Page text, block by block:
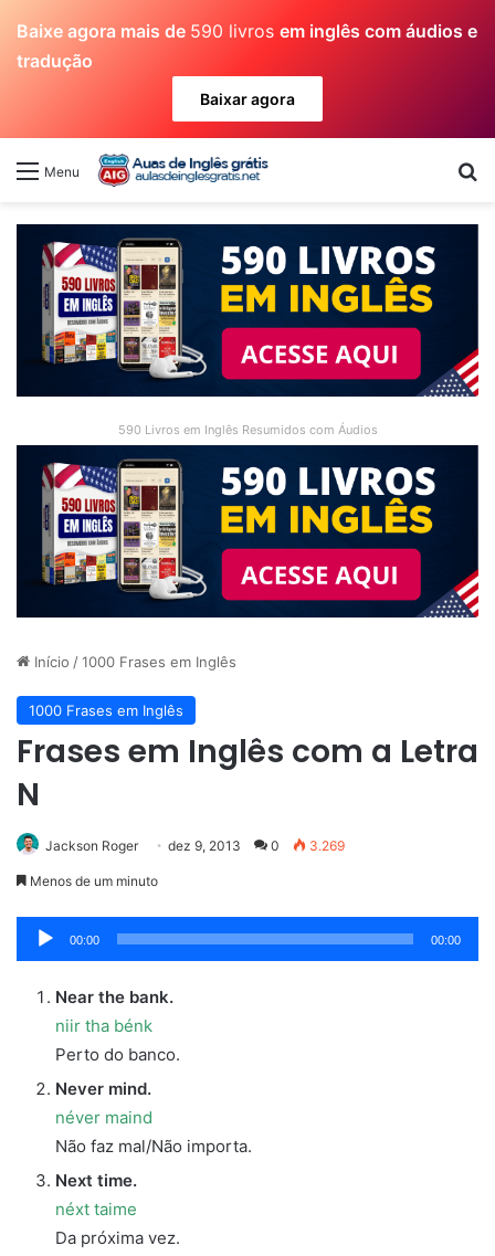
Baixe agora mais de 590 livros em inglês com áudios e
tradução
Baixar agora
Menu
590 Livros em Inglês Resumidos com Áudios
Início /1000 Frases em Inglês
1000 Frases em Inglês
Frases em Inglês com a Letra
N
Jackson Roger dez 9, 2013 0 3.269
Menos de um minuto
Tocador
de
áudio
00:00 00:00
Near the bank.
niir tha bénk
Perto do banco.
Never mind.
néver maind
Não faz mal/Não importa.
Next time.
néxt taime
Da próxima vez.